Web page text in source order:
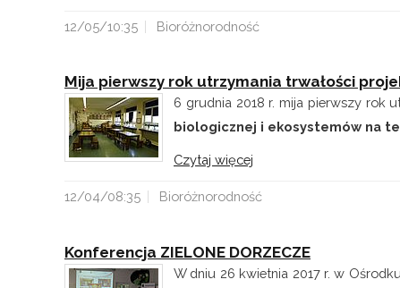
12/05/10:35 Bioróżnorodność
Mija pierwszy rok utrzymania trwałości
6 grudnia 2018 r. mija pierwszy rok
biologicznej i ekosystemów na
Czytaj więcej
12/04/08:35 Bioróżnorodność
Konferencja ZIELONE DORZECZE
W dniu 26 kwietnia 2017 r. w